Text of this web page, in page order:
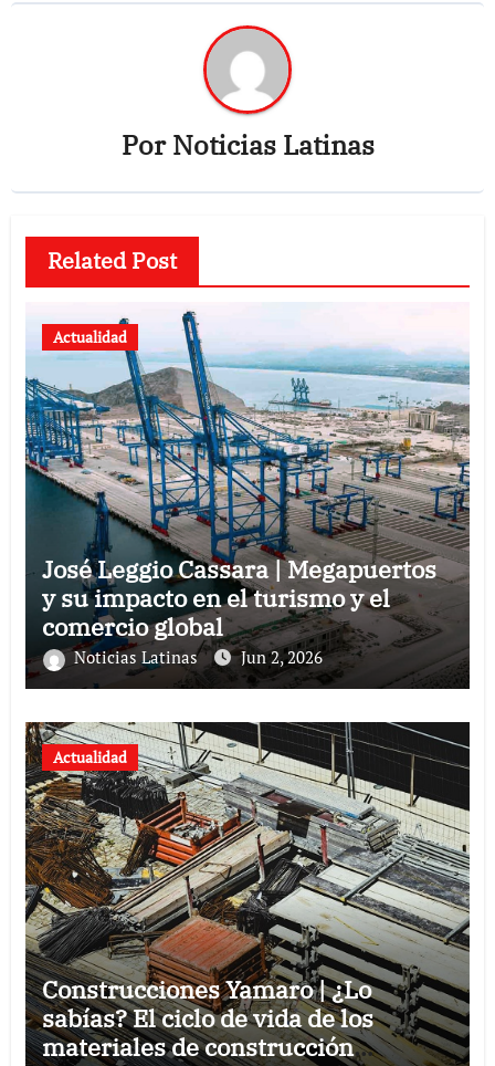
PorNoticias Latinas
Related Post
Actualidad
José Leggio Cassara | Megapuertos
y su impacto en el turismo y el
comercio global
Noticias Latinas Jun 2, 2026
Actualidad
Construcciones Yamaro | ¿Lo
sabías? El ciclo de vida de los
materiales de construcción